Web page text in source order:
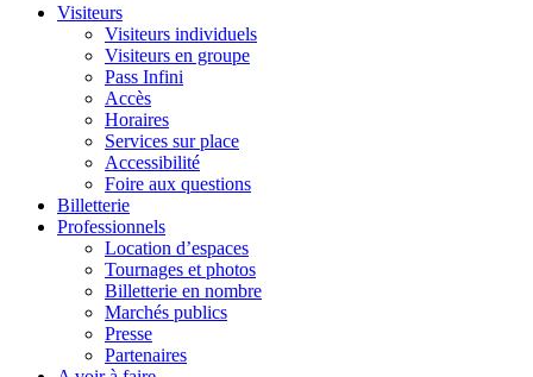
Visiteurs
Visiteurs individuels
Visiteurs en groupe
Pass Infini
Accès
Horaires
Services sur place
Accessibilité
Foire aux questions
Billetterie
Professionnels
Location d’espaces
Tournages et photos
Billetterie en nombre
Marchés publics
Presse
Partenaires